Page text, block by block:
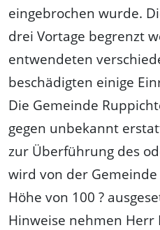
eingebrochen wurde.
drei Vortage begrenzt
entwendeten
beschädigten einige
Die Gemeinde
gegen unbekannt
zur Überführung des
wird von der
Höhe von 100 ?
Hinweise nehmen Herr